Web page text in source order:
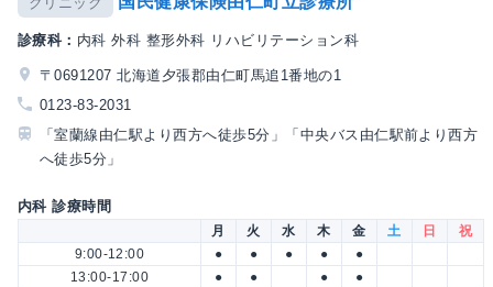
診療科： 内科 外科 整形外科 リハビリテーション科
〒0691207 北海道夕張郡由仁町馬追1番地の1
0123-83-2031
「室蘭線由仁駅より西方へ徒歩5分」「中央バス由仁駅前より西方
へ徒歩5分」
内科 診療時間
月 火 水 木 金 土 日
祝
9:00-12:00
● ● ● ●
●
13:00-17:00
● ● ● ●